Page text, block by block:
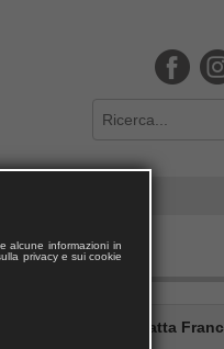
Contatta
alcune informazioni in
privacy e sui cookie